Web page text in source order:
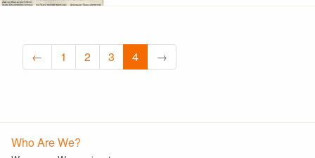
← 1 2 3 4 →
Who Are We?